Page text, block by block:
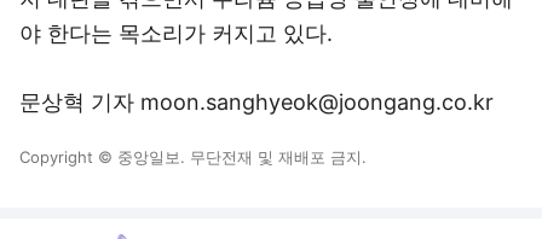
야 한다는 목소리가 커지고 있다.
문상혁 기자 moon.sanghyeok@joongang.co.kr
Copyright © 중앙일보. 무단전재 및 재배포 금지.